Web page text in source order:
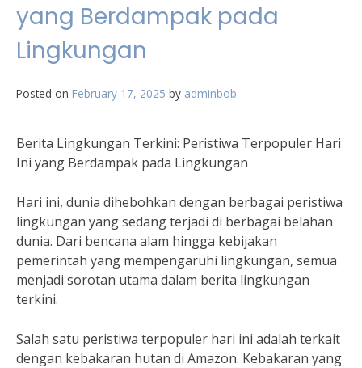
yang Berdampak pada
Lingkungan
Posted on February 17, 2025 by adminbob
Berita Lingkungan Terkini: Peristiwa Terpopuler Hari
Ini yang Berdampak pada Lingkungan
Hari ini, dunia dihebohkan dengan berbagai peristiwa
lingkungan yang sedang terjadi di berbagai belahan
dunia. Dari bencana alam hingga kebijakan
pemerintah yang mempengaruhi lingkungan, semua
menjadi sorotan utama dalam berita lingkungan
terkini.
Salah satu peristiwa terpopuler hari ini adalah terkait
dengan kebakaran hutan di Amazon. Kebakaran yang